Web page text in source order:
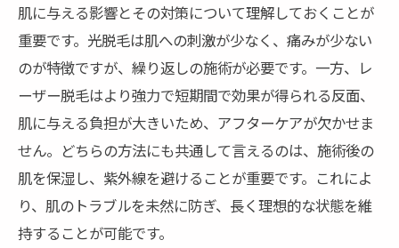
肌に与える影響とその対策について理解しておくことが
重要です。光脱毛は肌への刺激が少なく、痛みが少ない
のが特徴ですが、繰り返しの施術が必要です。一方、レ
ーザー脱毛はより強力で短期間で効果が得られる反面、
肌に与える負担が大きいため、アフターケアが欠かせま
せん。どちらの方法にも共通して言えるのは、施術後の
肌を保湿し、紫外線を避けることが重要です。これによ
り、肌のトラブルを未然に防ぎ、長く理想的な状態を維
持することが可能です。